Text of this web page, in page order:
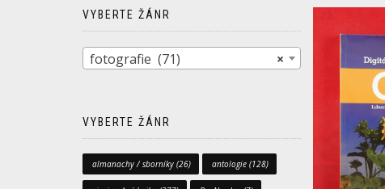
VYBERTE ŽÁNR
×
fotografie (71)
VYBERTE ŽÁNR
almanachy / sborníky (26) antologie (128)